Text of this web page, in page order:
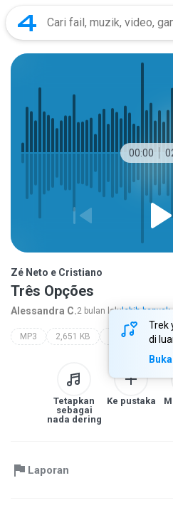
00:00
Trek
di
Zé Neto e Cristiano
Três Opções
Alessandra C.2 bulan lalulebih
MP3 2,651 KB zé neto e
Tetapkan
sebagai
nada dering
Ke pustaka
Laporan